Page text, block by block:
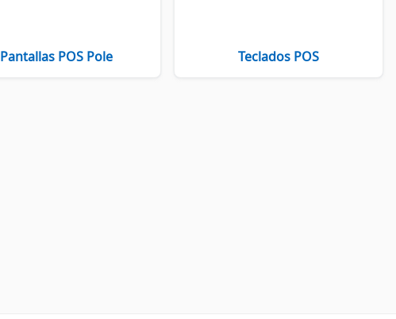
Pantallas POS Pole Teclados POS